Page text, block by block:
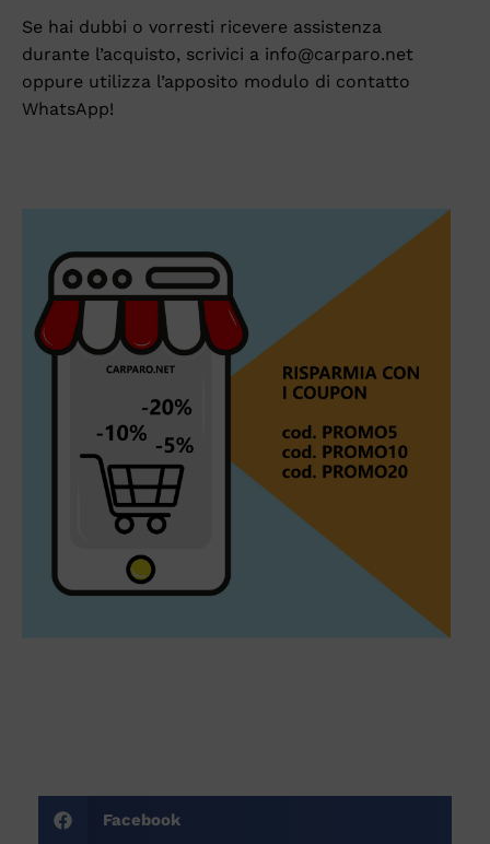
Se hai dubbi o vorresti ricevere assistenza
durante l’acquisto, scrivici a info@carparo.net
oppure utilizza l’apposito modulo di contatto
WhatsApp!
Facebook